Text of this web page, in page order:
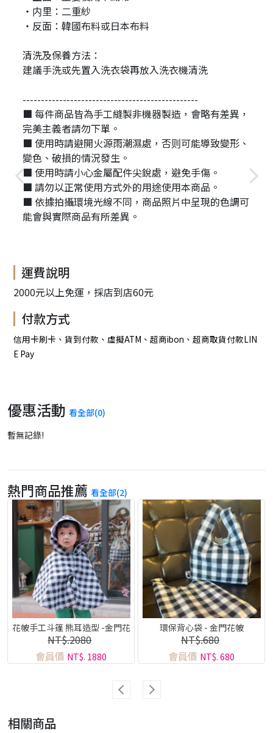
・内里：二重紗
・反面：韓國布料或日本布料
清洗及保養方法：
建議手洗或先置入洗衣袋再放入洗衣機清洗
------------------------------------------------
■ 每件商品皆為手工縫製非機器製造，會略有差異，
完美主義者請勿下單。
■ 使用時請避開火源雨潮濕處，否则可能導致變形、
變色、破損的情況發生。
■ 使用時請小心金屬配件尖銳處，避免手傷。
■ 請勿以正常使用方式外的用途使用本商品。
■ 依據拍攝環境光線不同，商品照片中呈現的色調可
能會與實際商品有所差異。
運費說明
2000元以上免運，採店到店60元
付款方式
信用卡刷卡、貨到付款、虛擬ATM、超商ibon、超商取貨付款LIN
E Pay
優惠活動看全部(0)
暫無記錄!
熱門商品推薦看全部(2)
花帔手工斗篷 熊耳造型 -金門花
帔系列
NT$.2080
會員價 NT$. 1880
環保背心袋 - 金門花帔
NT$.680
會員價 NT$. 680
相關商品